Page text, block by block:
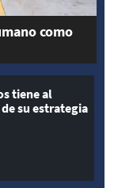
como
tiene al
su estrategia